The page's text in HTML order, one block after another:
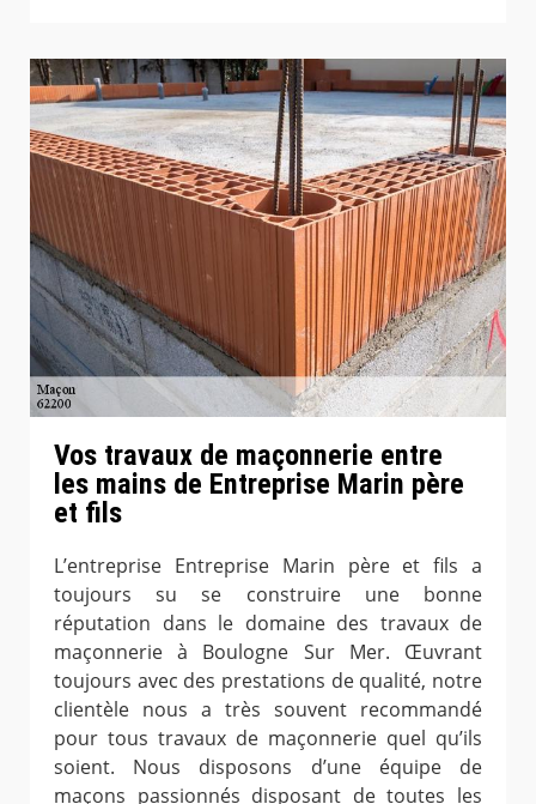
Vos travaux de maçonnerie entre
les mains de Entreprise Marin père
et fils
L’entreprise Entreprise Marin père et fils a
toujours su se construire une bonne
réputation dans le domaine des travaux de
maçonnerie à Boulogne Sur Mer. Œuvrant
toujours avec des prestations de qualité, notre
clientèle nous a très souvent recommandé
pour tous travaux de maçonnerie quel qu’ils
soient. Nous disposons d’une équipe de
maçons passionnés disposant de toutes les